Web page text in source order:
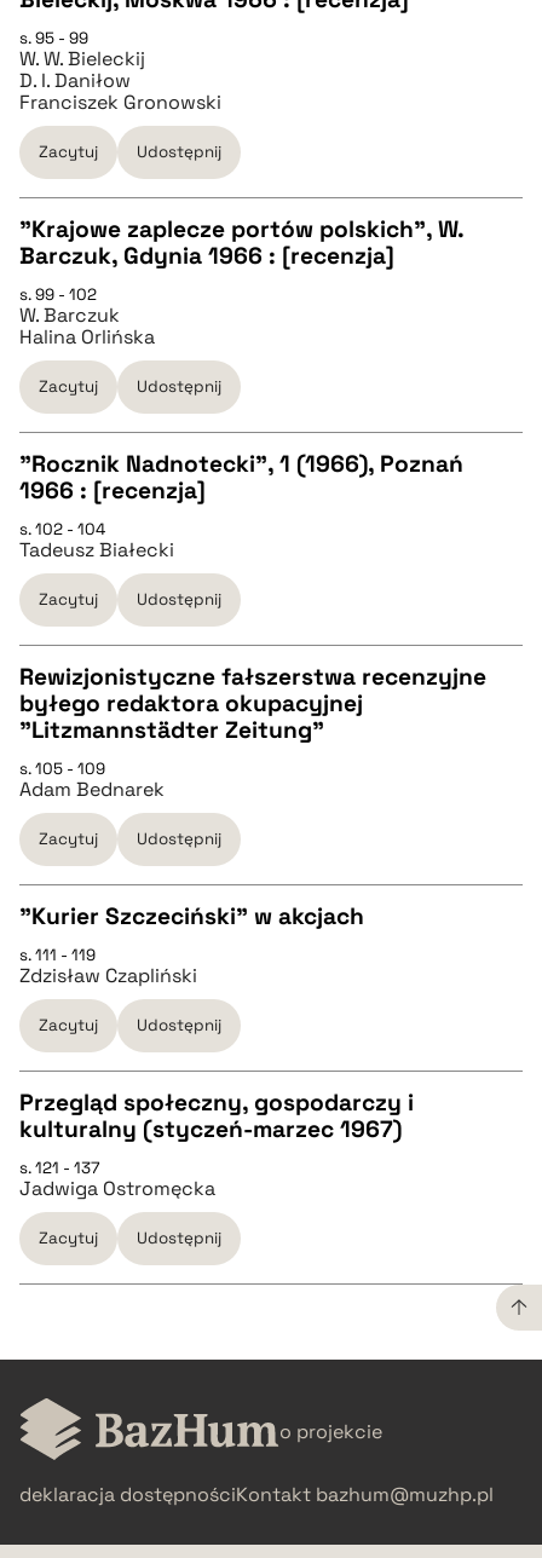
pobierz cytat
BIBTEX
pobierz cytat
s. 95 - 99
W. W. Bieleckij
D. I. Daniłow
Franciszek Gronowski
Zacytuj Udostępnij
CZYSTY TEKST
pobierz cytat
BIBTEX
pobierz cytat
"Krajowe zaplecze portów polskich", W.
Barczuk, Gdynia 1966 : [recenzja]
s. 99 - 102
W. Barczuk
Halina Orlińska
Zacytuj Udostępnij
CZYSTY TEKST
pobierz cytat
BIBTEX
pobierz cytat
"Rocznik Nadnotecki", 1 (1966), Poznań
1966 : [recenzja]
s. 102 - 104
Tadeusz Białecki
Zacytuj Udostępnij
CZYSTY TEKST
pobierz cytat
BIBTEX
Rewizjonistyczne fałszerstwa recenzyjne
byłego redaktora okupacyjnej
"Litzmannstädter Zeitung"
s. 105 - 109
Adam Bednarek
Zacytuj Udostępnij
CZYSTY TEKST
pobierz cytat
BIBTEX
pobierz cytat
"Kurier Szczeciński" w akcjach
s. 111 - 119
Zdzisław Czapliński
Zacytuj Udostępnij
CZYSTY TEKST
pobierz cytat
BIBTEX
pobierz cytat
Przegląd społeczny, gospodarczy i
kulturalny (styczeń-marzec 1967)
s. 121 - 137
Jadwiga Ostromęcka
Zacytuj Udostępnij
CZYSTY TEKST
pobierz cytat
BIBTEX
o projekcie
deklaracja dostępnościKontakt bazhum@muzhp.pl